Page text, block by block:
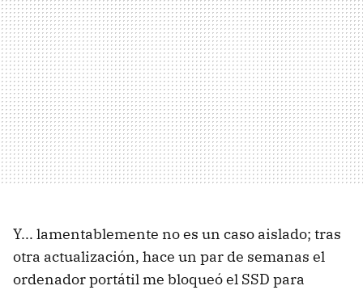
Y... lamentablemente no es un caso aislado; tras
otra actualización, hace un par de semanas el
ordenador portátil me bloqueó el SSD para